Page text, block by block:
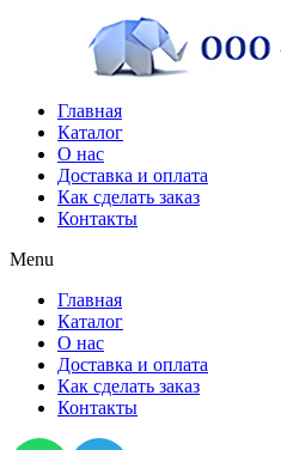
содержимому
Главная
Каталог
О нас
Доставка и оплата
Как сделать заказ
Контакты
Menu
Главная
Каталог
О нас
Доставка и оплата
Как сделать заказ
Контакты